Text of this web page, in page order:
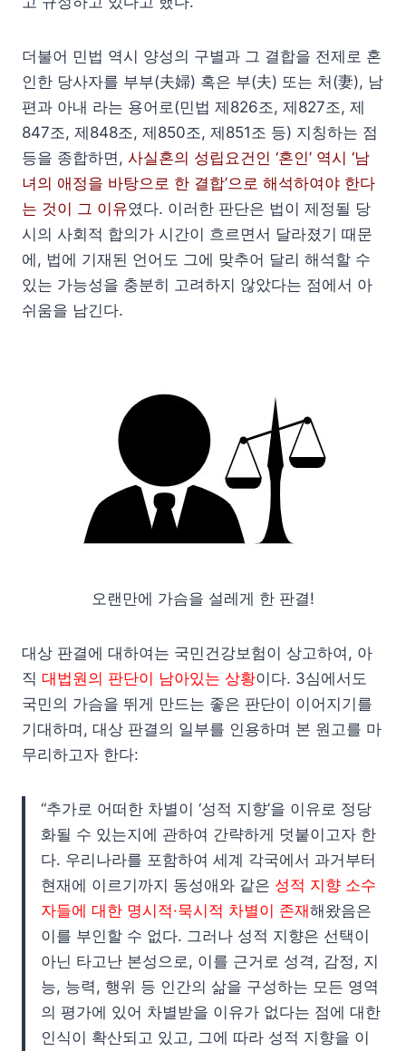
더불어 민법 역시 양성의 구별과 그 결합을 전제로 혼
인한 당사자를 부부(夫婦) 혹은 부(夫) 또는 처(妻), 남
편과 아내 라는 용어로(민법 제826조, 제827조, 제
847조, 제848조, 제850조, 제851조 등) 지칭하는 점
등을 종합하면, 사실혼의 성립요건인 ‘혼인’ 역시 ‘남
녀의 애정을 바탕으로 한 결합’으로 해석하여야 한다
는 것이 그 이유였다. 이러한 판단은 법이 제정될 당
시의 사회적 합의가 시간이 흐르면서 달라졌기 때문
에, 법에 기재된 언어도 그에 맞추어 달리 해석할 수
있는 가능성을 충분히 고려하지 않았다는 점에서 아
쉬움을 남긴다.
오랜만에 가슴을 설레게 한 판결!
대상 판결에 대하여는 국민건강보험이 상고하여, 아
직 대법원의 판단이 남아있는 상황이다. 3심에서도
국민의 가슴을 뛰게 만드는 좋은 판단이 이어지기를
기대하며, 대상 판결의 일부를 인용하며 본 원고를 마
무리하고자 한다:
“추가로 어떠한 차별이 ‘성적 지향’을 이유로 정당
화될 수 있는지에 관하여 간략하게 덧붙이고자 한
다. 우리나라를 포함하여 세계 각국에서 과거부터
현재에 이르기까지 동성애와 같은 성적 지향 소수
자들에 대한 명시적·묵시적 차별이 존재해왔음은
이를 부인할 수 없다. 그러나 성적 지향은 선택이
아닌 타고난 본성으로, 이를 근거로 성격, 감정, 지
능, 능력, 행위 등 인간의 삶을 구성하는 모든 영역
의 평가에 있어 차별받을 이유가 없다는 점에 대한
인식이 확산되고 있고, 그에 따라 성적 지향을 이